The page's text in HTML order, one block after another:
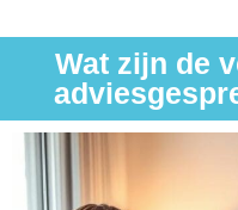
Wat zijn de